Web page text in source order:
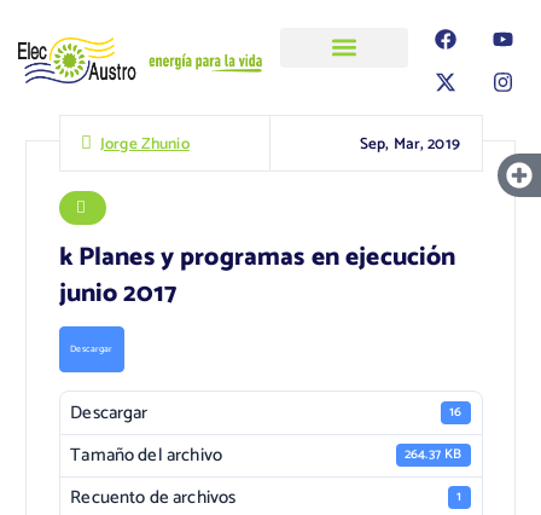
Jorge Zhunio Sep, Mar, 2019
k Planes y programas en ejecución
junio 2017
Descargar
Descargar 16
Tamaño del archivo 264.37 KB
Recuento de archivos 1